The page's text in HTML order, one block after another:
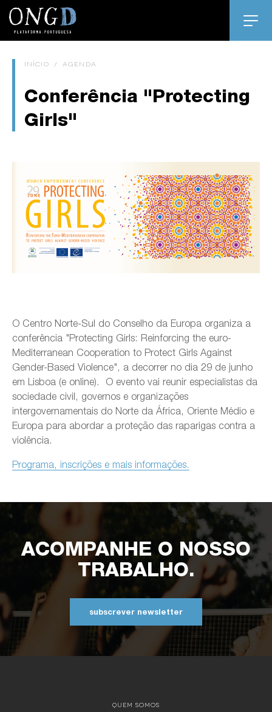
INÍCIO / AGENDA
Conferência "Protecting
Girls"
O Centro Norte-Sul do Conselho da Europa organiza a
conferência "Protecting Girls: Reinforcing the euro-
Mediterranean Cooperation to Protect Girls Against
Gender-Based Violence", a decorrer no dia 29 de junho
em Lisboa (e online). O evento vai reunir especialistas da
sociedade civil, governos e organizações
intergovernamentais do Norte da África, Oriente Médio e
Europa para abordar a proteção das raparigas contra a
violência.
Programa, inscrições e mais informações.
ACOMPANHE O NOSSO
TRABALHO.
subscrever newsletter
QUEM SOMOS